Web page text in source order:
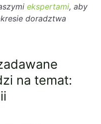
ekspertami, aby
doradztwa
na temat: